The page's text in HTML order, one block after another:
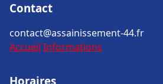
Contact
contact@assainissement-44.fr
Accueil Informations
Horaires